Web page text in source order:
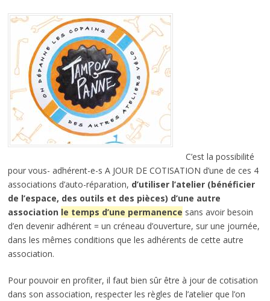
C’est la possibilité
pour vous- adhérent-e-s A JOUR DE COTISATION d’une de ces 4
associations d’auto-réparation, d’utiliser l’atelier (bénéficier
de l’espace, des outils et des pièces) d’une autre
association le temps d’une permanence sans avoir besoin
d’en devenir adhérent = un créneau d’ouverture, sur une journée,
dans les mêmes conditions que les adhérents de cette autre
association.
Pour pouvoir en profiter, il faut bien sûr être à jour de cotisation
dans son association, respecter les règles de l’atelier que l’on